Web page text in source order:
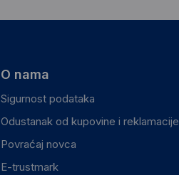
O nama
Sigurnost podataka
Odustanak od kupovine i reklamacije
Povraćaj novca
E-trustmark